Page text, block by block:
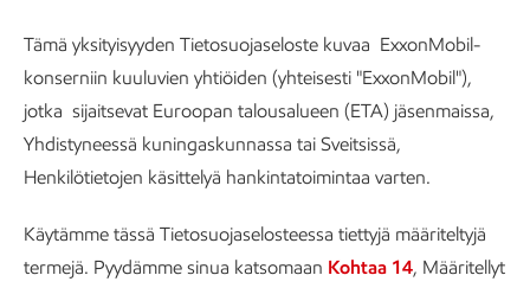
Tämä yksityisyyden Tietosuojaseloste kuvaa ExxonMobil-
konserniin kuuluvien yhtiöiden (yhteisesti "ExxonMobil"),
jotka sijaitsevat Euroopan talousalueen (ETA) jäsenmaissa,
Yhdistyneessä kuningaskunnassa tai Sveitsissä,
Henkilötietojen käsittelyä hankintatoimintaa varten.
Käytämme tässä Tietosuojaselosteessa tiettyjä määriteltyjä
termejä. Pyydämme sinua katsomaan Kohtaa 14, Määritellyt